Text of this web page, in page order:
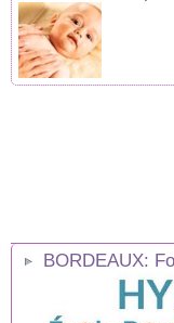
BORDEAUX: